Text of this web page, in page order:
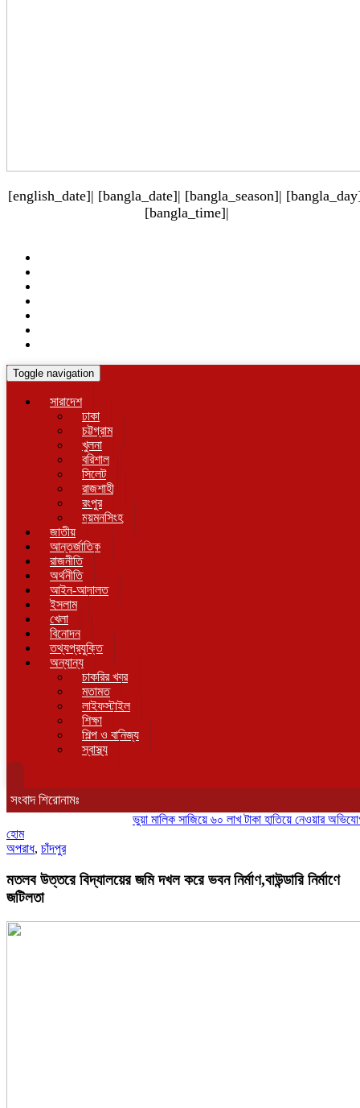
[english_date]| [bangla_date]| [bangla_season]|
[bangla_time]|
Toggle navigation
সারাদেশ
ঢাকা
চট্টগ্রাম
খুলনা
বরিশাল
সিলেট
রাজশাহী
রংপুর
ময়মনসিংহ
জাতীয়
আন্তর্জাতিক
রাজনীতি
অর্থনীতি
আইন-আদালত
ইসলাম
খেলা
বিনোদন
তথ্যপ্রযুক্তি
অন্যান্য
চাকরির খবর
মতামত
লাইফস্টাইল
শিক্ষা
শিল্প ও বানিজ্য
স্বাস্থ্য
সংবাদ শিরোনামঃ
ভুয়া মালিক সাজিয়ে ৬০ লাখ টাকা হাতিয়ে নেওয়ার অভিযোগ,
হোম
অপরাধ, চাঁদপুর
মতলব উত্তরে বিদ্যালয়ের জমি দখল করে ভবন নির্মাণ,বাউন্ডারি নির্মাণে
জটিলতা